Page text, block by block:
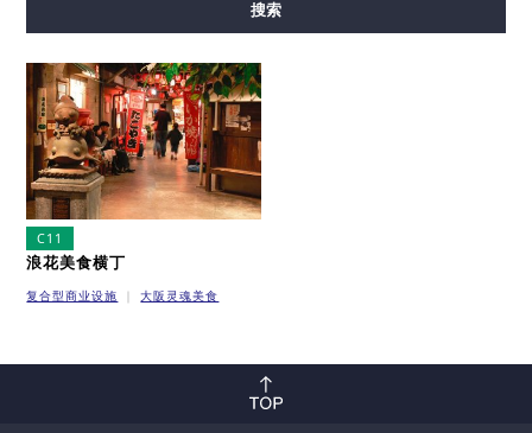
搜索
C11
浪花美食横丁
复合型商业设施 大阪灵魂美食